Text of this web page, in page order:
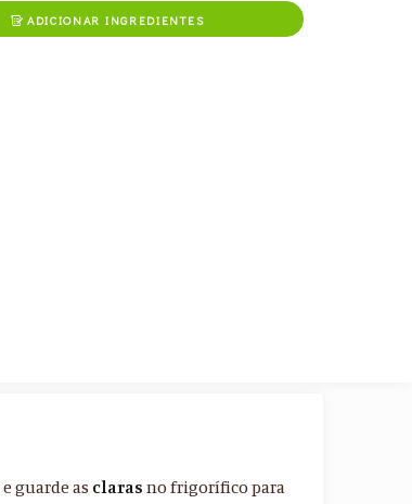
 ADICIONAR INGREDIENTES
e guarde as claras no frigorífico para